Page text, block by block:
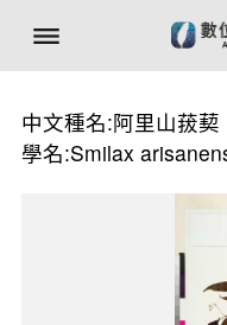
中文種名:阿里山菝葜
學名:Smilax